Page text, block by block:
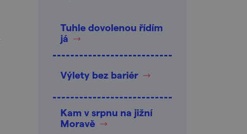
Tuhle dovolenou řídím
já
Výlety bez bariér
Kam v srpnu na jižní
Moravě